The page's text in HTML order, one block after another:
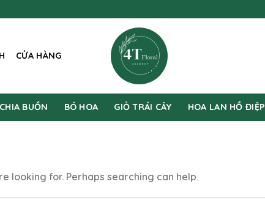
CỬA HÀNG
BUỒN BÓ HOA GIỎ TRÁI CÂY HOA LAN HỒ ĐIỆP
looking for. Perhaps searching can help.